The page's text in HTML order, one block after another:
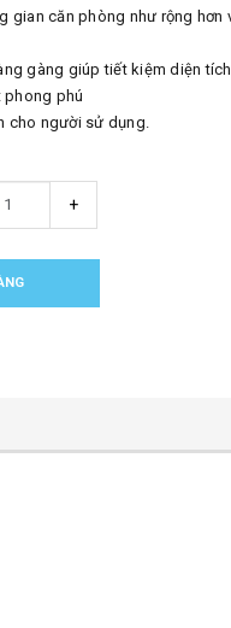
gian căn phòng như rộng hơn
gàng giúp tiết kiệm diện
phong phú
cho người sử dụng.
+